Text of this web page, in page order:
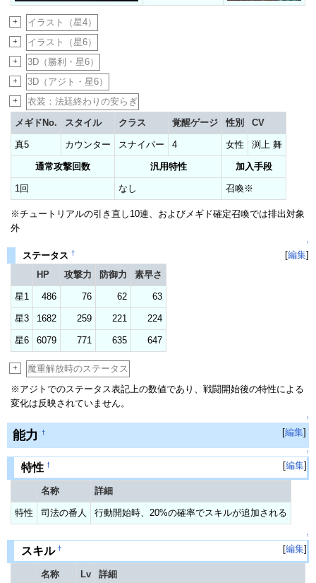
+ イラスト（星4）
+ イラスト（星6）
+ 3D（勝利・星6）
+ 3D（アジト・星6）
+
衣装：法廷終わりの安らぎ
メギドNo.
スタイル クラス 覚醒ゲージ 性別 CV
真5 カウンター スナイパー 4 女性 渕上 舞
通常攻撃回数 汎用特性 加入手段
1回 なし 召喚※
※チュートリアルの引き直し10連、およびメギド確定召喚では排出対象
外
↑
ステータス † [編集]
HP
攻撃力 防御力 素早さ
星1 486 76 62 63
星3 1682 259 221 224
星6 6079 771 635 647
+
魔重解放時のステータス
※アジトでのステータス表記上の数値であり、戦闘開始後の特性による
変化は反映されていません。
↑
能力 † [編集]
↑
特性 † [編集]
名称 詳細
特性 司法の番人 行動開始時、20%の確率でスキルが追加される
↑
スキル † [編集]
名称 Lv 詳細